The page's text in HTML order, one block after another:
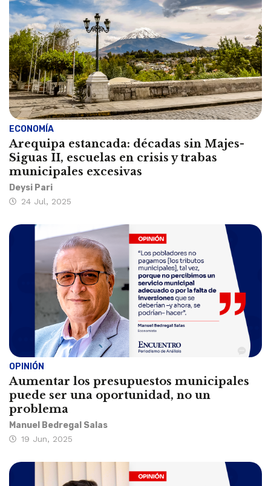
ECONOMÍA
Arequipa estancada: décadas sin Majes-
Siguas II, escuelas en crisis y trabas
municipales excesivas
Deysi Pari
24 Jul, 2025
OPINIÓN
Aumentar los presupuestos municipales
puede ser una oportunidad, no un
problema
Manuel Bedregal Salas
19 Jun, 2025